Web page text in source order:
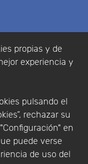
propias y de
experiencia y
pulsando el
rechazar su
en
puede verse
de uso del
de Privacidad |